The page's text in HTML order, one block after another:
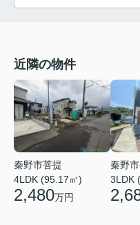
近隣の物件
秦野市菩提
4LDK (95.17㎡)
2,480万円
秦野
3LDK